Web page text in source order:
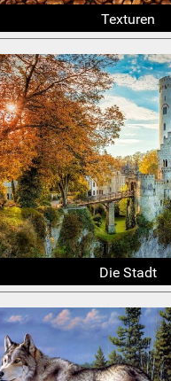
Texturen
Die Stadt